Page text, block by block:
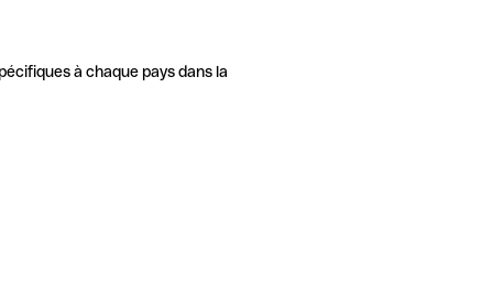
à chaque pays dans la